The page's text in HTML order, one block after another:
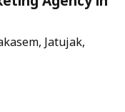
Jatujak,